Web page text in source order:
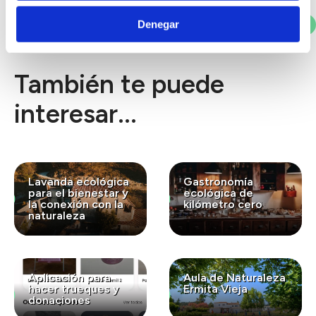
Denegar
También te puede
interesar...
Lavanda ecológica
para el bienestar y
la conexión con la
naturaleza
Gastronomía
ecológica de
kilómetro cero
Aplicación para
hacer trueques y
donaciones
Aula de Naturaleza
Ermita Vieja